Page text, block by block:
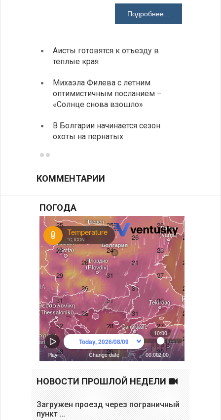
Подробнее...
Аисты готовятся к отъезду в
теплые края
Михаэла Филева с летним
оптимистичным посланием –
«Солнце снова взошло»
В Болгарии начинается сезон
охоты на пернатых
КОММЕНТАРИИ
ПОГОДА
НОВОСТИ ПРОШЛОЙ НЕДЕЛИ
Загружен проезд через пограничный
пункт …